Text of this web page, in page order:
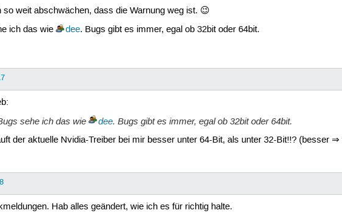
so weit abschwächen, dass die Warnung weg ist. 😉
ich das wie
dee. Bugs gibt es immer, egal ob 32bit oder 64bit.
sehe ich das wie dee. Bugs gibt es immer, egal ob 32bit oder 64bit.
der aktuelle Nvidia-Treiber bei mir besser unter 64-Bit, als unter 32-Bit!!? (besser ⇒
Hab alles geändert, wie ich es für richtig halte.